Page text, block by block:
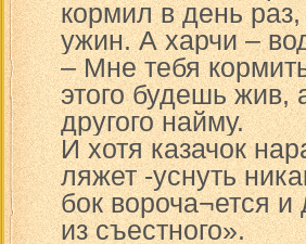
кормил в день раз,
ужин. А харчи –
– Мне тебя
этого будешь
другого найму.
И хотя казачок
ляжет -уснуть
бок вороча¬ется
из съестного».